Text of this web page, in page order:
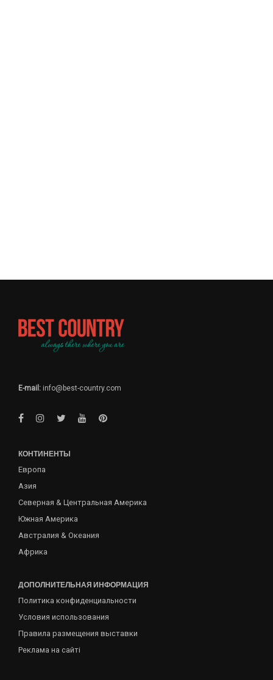
E-mail: info@best-country.com
КОНТИНЕНТЫ
Европа
Азия
Северная & Центральная Америка
Южная Америка
Австралия & Океания
Африка
ДОПОЛНИТЕЛЬНАЯ ИНФОРМАЦИЯ
Политика конфиденциальности
Условия использования
Правила размещения выставки
Реклама на сайті